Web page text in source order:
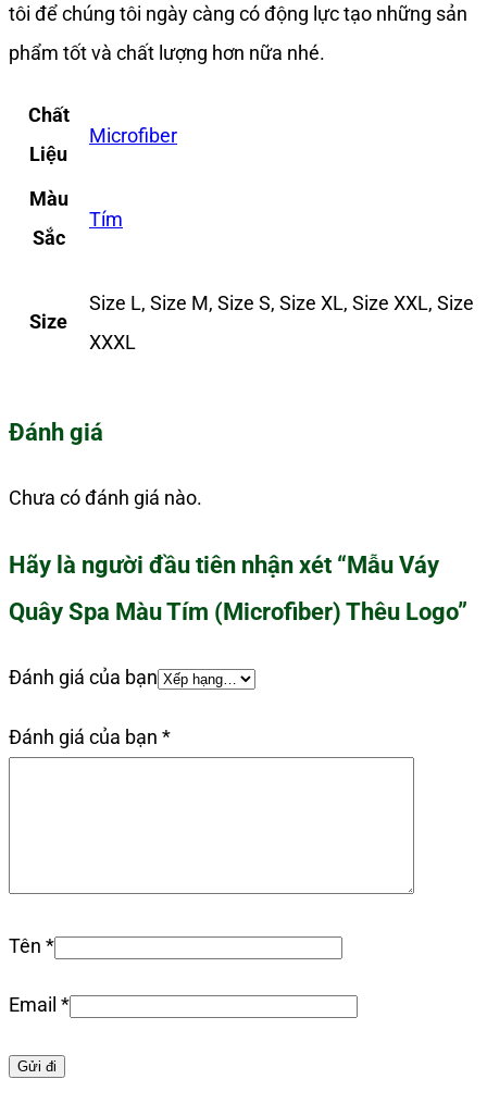
tôi để chúng tôi ngày càng có động lực tạo những sản
phẩm tốt và chất lượng hơn nữa nhé.
Chất
Liệu
Microfiber
Màu
Sắc
Tím
Size
Size L, Size M, Size S, Size XL, Size XXL, Size
XXXL
Đánh giá
Chưa có đánh giá nào.
Hãy là người đầu tiên nhận xét “Mẫu Váy
Quây Spa Màu Tím (Microfiber) Thêu Logo”
Đánh giá của bạn
Đánh giá của bạn *
Tên *
Email *